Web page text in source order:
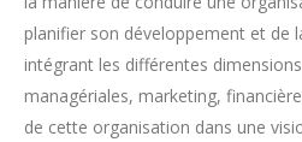
planifier son développement et de
intégrant les différentes
managériales, marketing,
de cette organisation dans une